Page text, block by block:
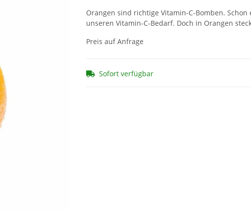
Orangen sind richtige Vitamin-C-Bomben.
unseren Vitamin-C-Bedarf. Doch in Orangen
Preis auf Anfrage
Sofort verfügbar